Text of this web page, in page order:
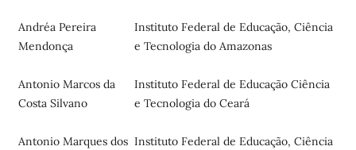
Andréa Pereira
Mendonça
Instituto Federal de Educação, Ciência
e Tecnologia do Amazonas
Antonio Marcos da
Costa Silvano
Instituto Federal de Educação Ciência
e Tecnologia do Ceará
Antonio Marques dos Instituto Federal de Educação, Ciência